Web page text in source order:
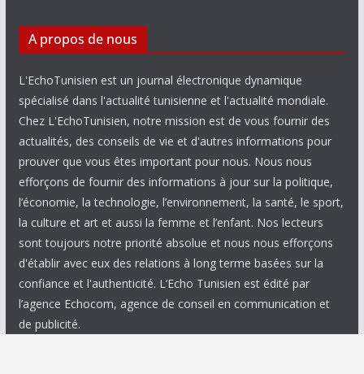
A propos de nous
L'EchoTunisien est un journal électronique dynamique
spécialisé dans l'actualité tunisienne et l'actualité mondiale.
Chez L'EchoTunisien, notre mission est de vous fournir des
actualités, des conseils de vie et d'autres informations pour
prouver que vous êtes important pour nous. Nous nous
efforçons de fournir des informations à jour sur la politique,
l’économie, la technologie, l’environnement, la santé, le sport,
la culture et art et aussi la femme et l’enfant. Nos lecteurs
sont toujours notre priorité absolue et nous nous efforçons
d'établir avec eux des relations à long terme basées sur la
confiance et l'authenticité. L’Echo Tunisien est édité par
l’agence Echocom, agence de conseil en communication et
de publicité.